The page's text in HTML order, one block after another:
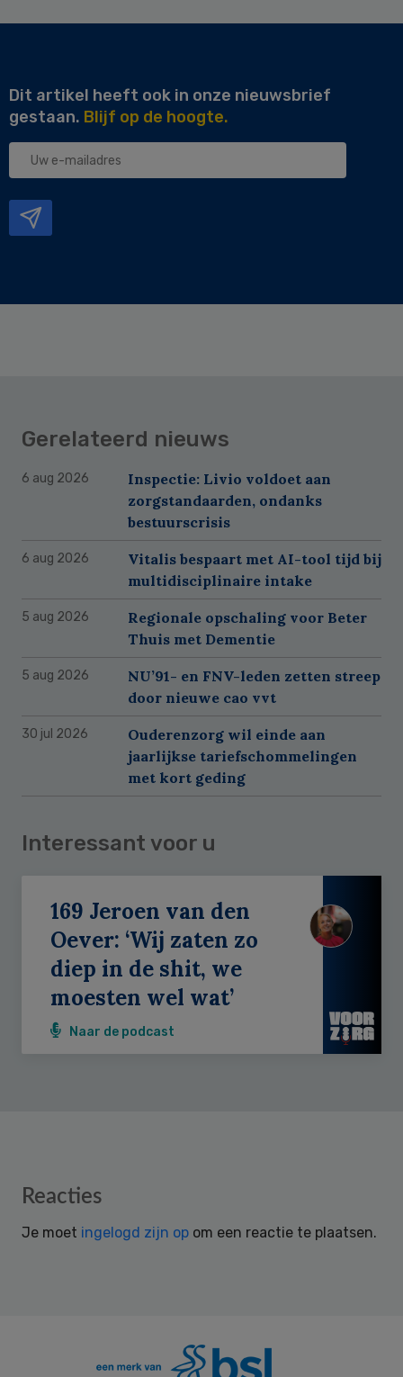
Dit artikel heeft ook in onze nieuwsbrief
gestaan. Blijf op de hoogte.
Uw
Gerelateerd nieuws
6 aug 2026
Inspectie: Livio voldoet aan
zorgstandaarden, ondanks
bestuurscrisis
6 aug 2026
Vitalis bespaart met AI-tool tijd bij
multidisciplinaire intake
5 aug 2026
Regionale opschaling voor Beter
Thuis met Dementie
5 aug 2026
NU’91- en FNV-leden zetten streep
door nieuwe cao vvt
30 jul 2026
Ouderenzorg wil einde aan
jaarlijkse tariefschommelingen
met kort geding
Interessant voor u
169 Jeroen van den
Oever: ‘Wij zaten zo
diep in de shit, we
moesten wel wat’
Naar de podcast
Reader
Reacties
Je moet ingelogd zijn op om een reactie te plaatsen.